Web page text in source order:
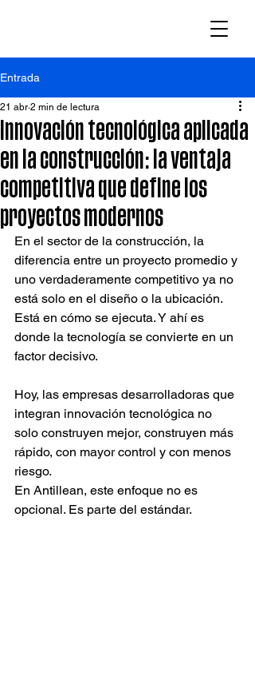
Entrada
Innovación tecnológica aplicada
en la construcción: la ventaja
competitiva que define los
proyectos modernos
21 abr 2 min de lectura
En el sector de la construcción, la
diferencia entre un proyecto promedio y
uno verdaderamente competitivo ya no
está solo en el diseño o la ubicación.
Está en cómo se ejecuta. Y ahí es
donde la tecnología se convierte en un
factor decisivo.
Hoy, las empresas desarrolladoras que
integran innovación tecnológica no
solo construyen mejor, construyen más
rápido, con mayor control y con menos
riesgo.
En Antillean, este enfoque no es
opcional. Es parte del estándar.